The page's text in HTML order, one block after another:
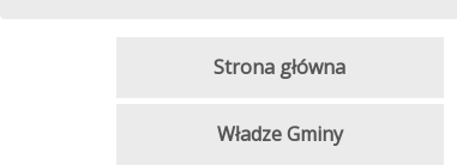
Strona główna
Władze Gminy